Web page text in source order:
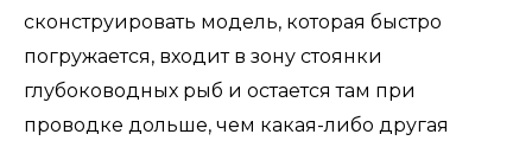
сконструировать модель, которая быстро
погружается, входит в зону стоянки
глубоководных рыб и остается там при
проводке дольше, чем какая-либо другая